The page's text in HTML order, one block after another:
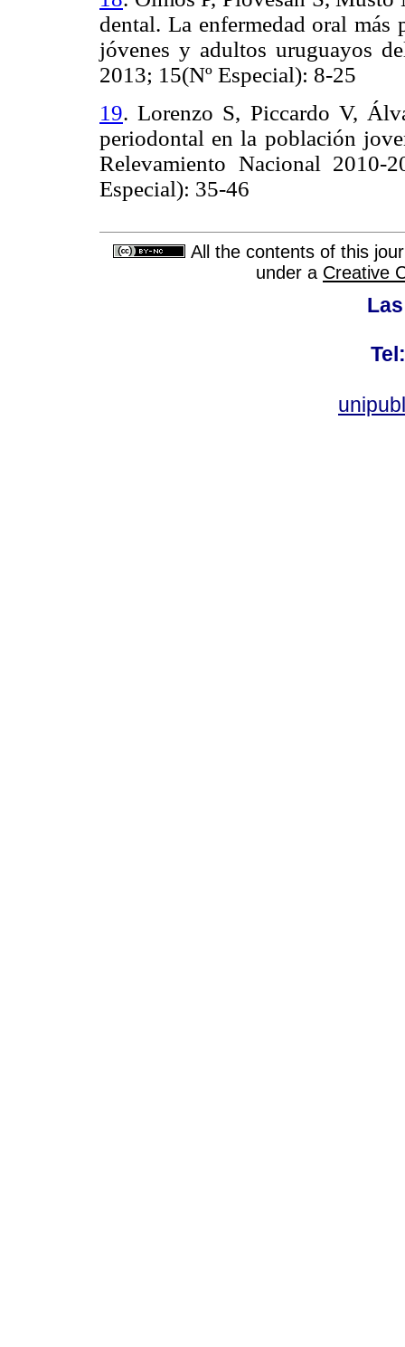
dental. La enfermedad oral
jóvenes y adultos uruguayos
2013; 15(Nº Especial): 8-25
19.Lorenzo S, Piccardo V,
periodontal en la población
Relevamiento Nacional 2010-
Especial): 35-46
All the contents of this
under a Creative